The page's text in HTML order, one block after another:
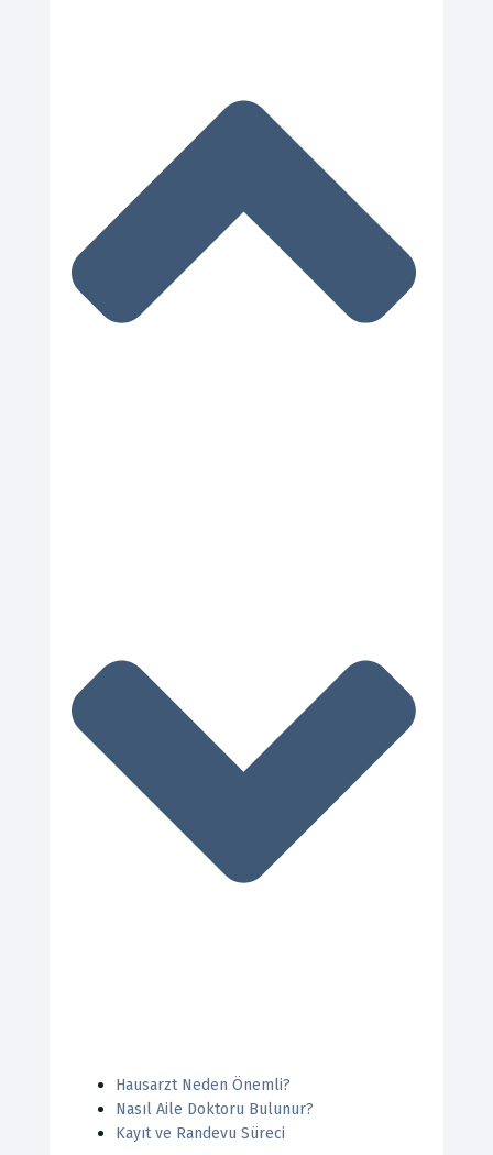
Hausarzt Neden Önemli?
Nasıl Aile Doktoru Bulunur?
Kayıt ve Randevu Süreci